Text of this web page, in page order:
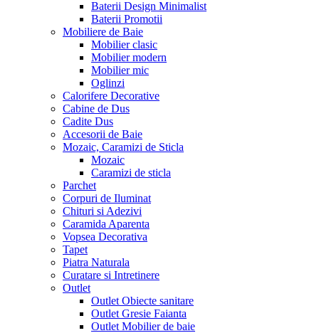
Baterii Design Minimalist
Baterii Promotii
Mobiliere de Baie
Mobilier clasic
Mobilier modern
Mobilier mic
Oglinzi
Calorifere Decorative
Cabine de Dus
Cadite Dus
Accesorii de Baie
Mozaic, Caramizi de Sticla
Mozaic
Caramizi de sticla
Parchet
Corpuri de Iluminat
Chituri si Adezivi
Caramida Aparenta
Vopsea Decorativa
Tapet
Piatra Naturala
Curatare si Intretinere
Outlet
Outlet Obiecte sanitare
Outlet Gresie Faianta
Outlet Mobilier de baie